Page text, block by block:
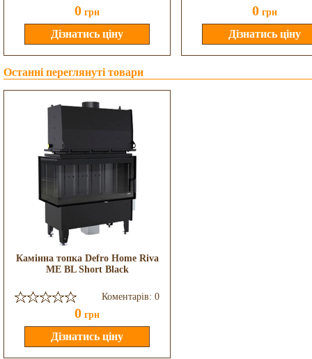
0 грн 0 грн
Останні переглянуті товари
Камінна топка Defro Home Riva
ME BL Short Black
Коментарів: 0
0 грн